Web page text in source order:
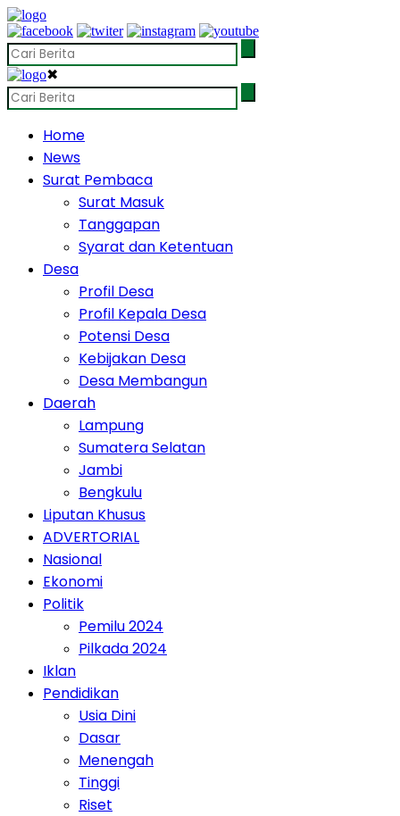
✖
Home
News
Surat Pembaca
Surat Masuk
Tanggapan
Syarat dan Ketentuan
Desa
Profil Desa
Profil Kepala Desa
Potensi Desa
Kebijakan Desa
Desa Membangun
Daerah
Lampung
Sumatera Selatan
Jambi
Bengkulu
Liputan Khusus
ADVERTORIAL
Nasional
Ekonomi
Politik
Pemilu 2024
Pilkada 2024
Iklan
Pendidikan
Usia Dini
Dasar
Menengah
Tinggi
Riset